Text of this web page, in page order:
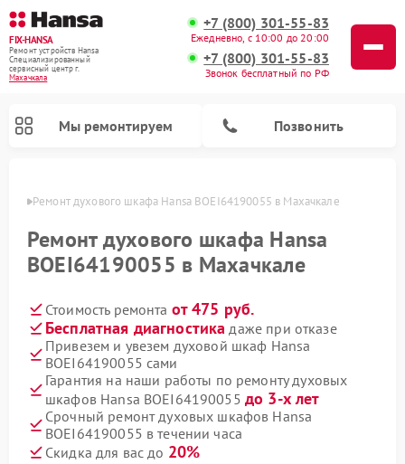
FIX-HANSA
Ремонт устройств Hansa
Специализированный
cервисный центр г.
Махачкала
+7 (800) 301-55-83
Ежедневно, с 10:00 до 20:00
+7 (800) 301-55-83
Звонок бесплатный по РФ
Мы ремонтируем Позвонить
Ремонт духового шкафа Hansa BOEI64190055 в Махачкале
Ремонт духового шкафа Hansa
BOEI64190055 в Махачкале
Стоимость ремонта от 475 руб.
Бесплатная диагностика даже при отказе
Привезем и увезем духовой шкаф Hansa
BOEI64190055 сами
Гарантия на наши работы по ремонту духовых
шкафов Hansa BOEI64190055 до 3-х лет
Срочный ремонт духовых шкафов Hansa
BOEI64190055 в течении часа
Скидка для вас до 20%